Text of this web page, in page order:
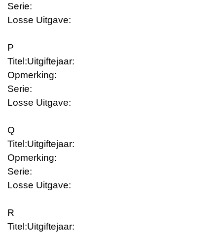
Serie:
Losse Uitgave:
P
Titel:Uitgiftejaar:
Opmerking:
Serie:
Losse Uitgave:
Q
Titel:Uitgiftejaar:
Opmerking:
Serie:
Losse Uitgave:
R
Titel:Uitgiftejaar: